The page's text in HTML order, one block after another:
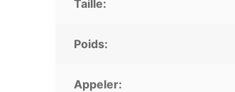
Taille:
Poids:
Appeler: